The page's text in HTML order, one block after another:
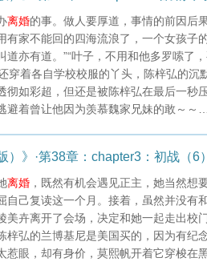
离婚的事。做人要厚道，事情的前因后
有家不能回的四海流浪了，一个女孩子
道亦有道。”“叶子，不用和他多罗嗦了
穿着各自学校校服的丫头，陈梓弘的沉
彻如彩超，但还是被陈梓弘在最后一秒
避着曾让他因为羡慕魏家兄妹的敢～～…
）》·第38章：chapter3：初战（6）
离婚 ，既然有机会遇见正主，她当然想
自己复读这一个月。接着，虽然并没有
美卉离开了会场，决定和她一起走出校
梓弘的兰博基尼是美国买的，因为有纪
惹眼，却有身价，莫熙帆开着它穿梭在